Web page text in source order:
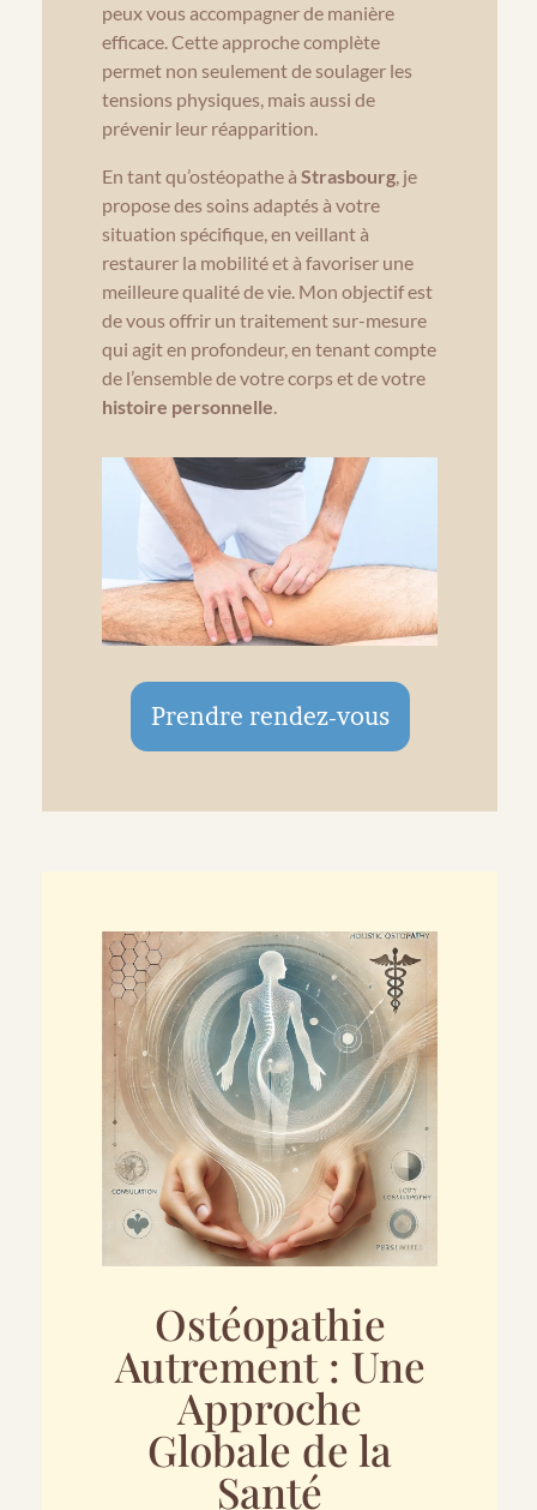
peux vous accompagner de manière
efficace. Cette approche complète
permet non seulement de soulager les
tensions physiques, mais aussi de
prévenir leur réapparition.
En tant qu’ostéopathe àStrasbourg, je
propose des soins adaptés à votre
situation spécifique, en veillant à
restaurer la mobilité et à favoriser une
meilleure qualité de vie. Mon objectif est
de vous offrir un traitement sur-mesure
qui agit en profondeur, en tenant compte
de l’ensemble de votre corps et de votre
histoire personnelle.
Prendre rendez-vous
Ostéopathie
Autrement : Une
Approche
Globale de la
Santé